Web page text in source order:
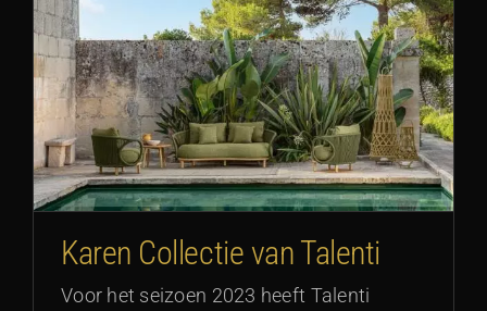
Karen Collectie van Talenti
Voor het seizoen 2023 heeft Talenti